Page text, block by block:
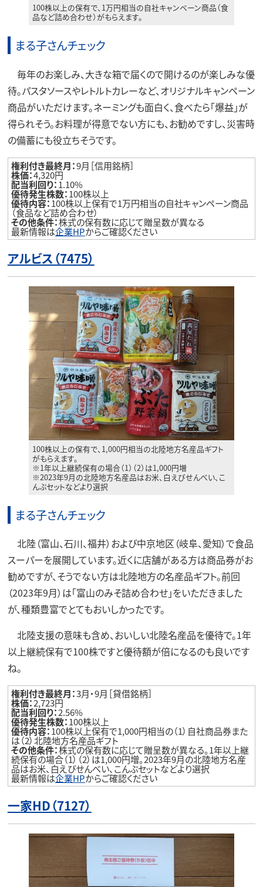
100株以上の保有で、1万円相当の自社キャンペーン商品（食
品など詰め合わせ）がもらえます。
まる子さんチェック
毎年のお楽しみ、大きな箱で届くので開けるのが楽しみな優
待。パスタソースやレトルトカレーなど、オリジナルキャンペーン
商品がいただけます。ネーミングも面白く、食べたら「爆益」が
得られそう。お料理が得意でない方にも、お勧めですし、災害時
の備蓄にも役立ちそうです。
権利付き最終月：9月［信用銘柄］
株価：4,320円
配当利回り：1.10%
優待発生株数：100株以上
優待内容：100株以上保有で1万円相当の自社キャンペーン商品
（食品など詰め合わせ）
その他条件：株式の保有数に応じて贈呈数が異なる
最新情報は企業HPからご確認ください
アルビス（7475）
100株以上の保有で、1,000円相当の北陸地方名産品ギフト
がもらえます。
※1年以上継続保有の場合（1）（2）は1,000円増
※2023年9月の北陸地方名産品はお米、白えびせんべい、こ
んぶセットなどより選択
まる子さんチェック
北陸（富山、石川、福井）および中京地区（岐阜、愛知）で食品
スーパーを展開しています。近くに店舗がある方は商品券がお
勧めですが、そうでない方は北陸地方の名産品ギフト。前回
（2023年9月）は「富山のみそ詰め合わせ」をいただきました
が、種類豊富でとてもおいしかったです。
北陸支援の意味も含め、おいしい北陸名産品を優待で。1年
以上継続保有で100株ですと優待額が倍になるのも良いです
ね。
権利付き最終月：3月・9月［貸借銘柄］
株価：2,723円
配当利回り：2.56%
優待発生株数：100株以上
優待内容：100株以上保有で1,000円相当の（1）自社商品券また
は（2）北陸地方名産品ギフト
その他条件：株式の保有数に応じて贈呈数が異なる。1年以上継
続保有の場合（1）（2）は1,000円増。2023年9月の北陸地方名産
品はお米、白えびせんべい、こんぶセットなどより選択
最新情報は企業HPからご確認ください
一家HD（7127）